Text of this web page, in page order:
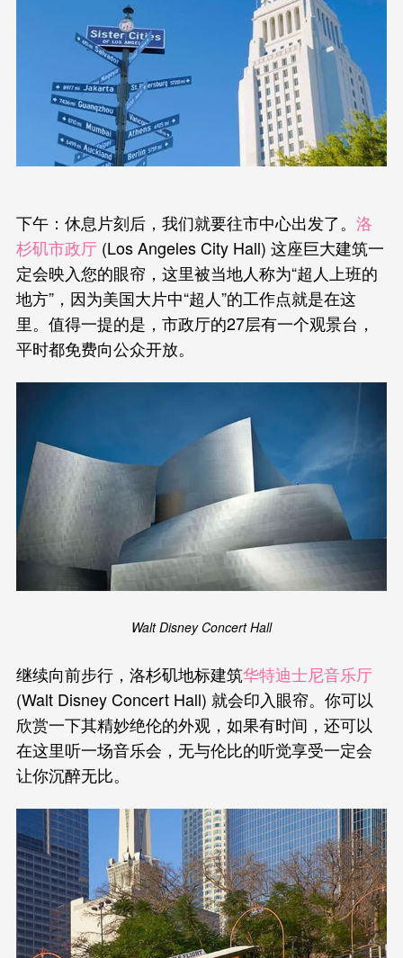
下午：休息片刻后，我们就要往市中心出发了。 洛
杉矶市政厅(Los Angeles City Hall) 这座巨大建筑一
定会映入您的眼帘，这里被当地人称为“超人上班的
地方”，因为美国大片中“超人”的工作点就是在这
里。值得一提的是，市政厅的27层有一个观景台，
平时都免费向公众开放。
Walt Disney Concert Hall
继续向前步行，洛杉矶地标建筑华特迪士尼音乐厅
(Walt Disney Concert Hall) 就会印入眼帘。你可以
欣赏一下其精妙绝伦的外观，如果有时间，还可以
在这里听一场音乐会，无与伦比的听觉享受一定会
让你沉醉无比。